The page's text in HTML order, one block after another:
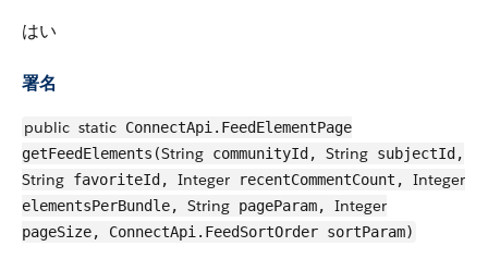
はい
署名
public static ConnectApi.FeedElementPage
getFeedElements(String communityId, String subjectId,
String favoriteId, Integer recentCommentCount, Integer
elementsPerBundle, String pageParam, Integer
pageSize, ConnectApi.FeedSortOrder sortParam)